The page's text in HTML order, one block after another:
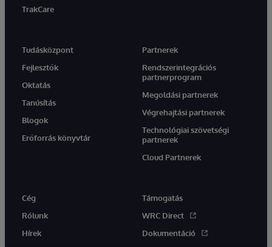
TrakCare
Tudásközpont
Fejlesztők
Oktatás
Tanúsítás
Blogok
Erőforrás könyvtár
Partnerek
Rendszerintegrációs
partnerprogram
Megoldási partnerek
Végrehajtási partnerek
Technológiai szövetségi
partnerek
Cloud Partnerek
Cég
Rólunk
Hírek
Támogatás
WRC Direct
Dokumentáció